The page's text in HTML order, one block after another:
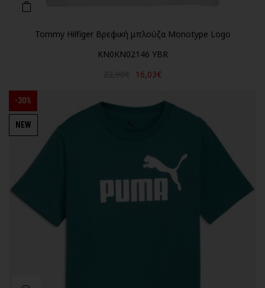
Tommy Hilfiger Βρεφική μπλούζα Monotype Logo
KN0KN02146 YBR
16,03€
-30%
NEW